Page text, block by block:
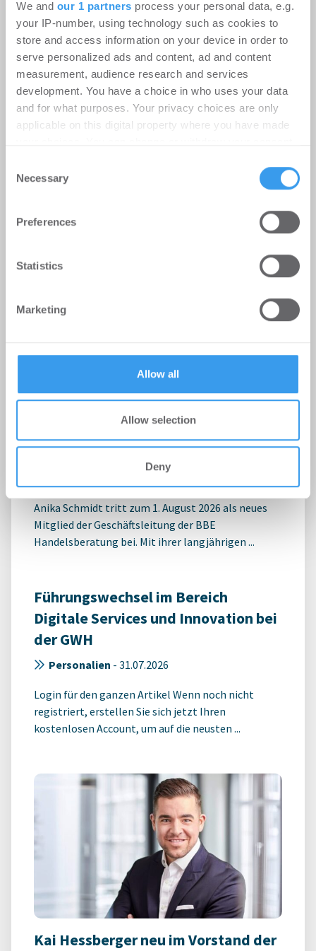
We and our 1 partners process your personal data, e.g.
your IP-number, using technology such as cookies to
store and access information on your device in order to
serve personalized ads and content, ad and content
measurement, audience research and services
development. You have a choice in who uses your data
and for what purposes. Your privacy choices are only
applicable on this digital property where you have made
the Privacy trigger icon.
Find out more about how your personal data is processed
and set your preferences in the
We use cookies to personalise content and ads, to
provide social media features and to analyse our traffic.
our social media, advertising and analytics partners who
Selection
Necessary
Preferences
Statistics
Marketing
Allow all
Allow selection
Deny
Eigentümer, Family Offices, Fonds und
institutionelle Investoren
Philipp Westphal verstärkt IPH
Gruppe als Leasing Manager
Personalien-03.08.2026
registriert, erstellen Sie sich jetzt Ihren
Handelsberatung
Anika Schmidt tritt zum 1. August 2026 als neues
Mitglied der Geschäftsleitung der BBE
Handelsberatung bei. Mit ihrer langjährigen ...
Führungswechsel im Bereich
Digitale Services und Innovation bei
der GWH
Personalien - 31.07.2026
Login für den ganzen Artikel Wenn noch nicht
registriert, erstellen Sie sich jetzt Ihren
kostenlosen Account, um auf die neusten ...
Kai Hessberger neu im Vorstand der